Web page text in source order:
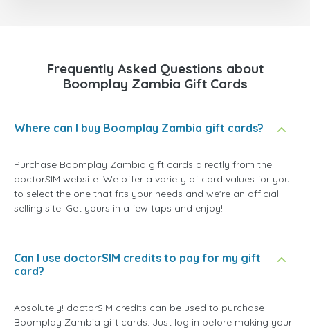
Frequently Asked Questions about
Boomplay Zambia Gift Cards
Where can I buy Boomplay Zambia gift cards?
Purchase Boomplay Zambia gift cards directly from the
doctorSIM website. We offer a variety of card values for you
to select the one that fits your needs and we're an official
selling site. Get yours in a few taps and enjoy!
Can I use doctorSIM credits to pay for my gift
card?
Absolutely! doctorSIM credits can be used to purchase
Boomplay Zambia gift cards. Just log in before making your